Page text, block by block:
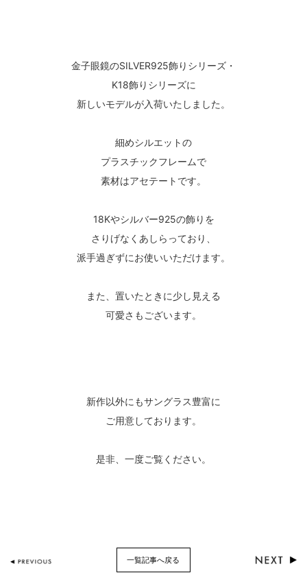
金子眼鏡のSILVER925飾りシリーズ・
K18飾りシリーズに
新しいモデルが入荷いたしました。
細めシルエットの
プラスチックフレームで
素材はアセテートです。
18Kやシルバー925の飾りを
さりげなくあしらっており、
派手過ぎずにお使いいただけます。
また、置いたときに少し見える
可愛さもございます。
新作以外にもサングラス豊富に
ご用意しております。
是非、一度ご覧ください。
一覧記事へ戻る